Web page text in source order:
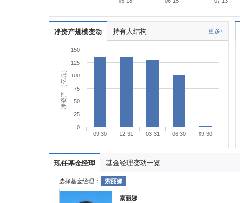
净资产规模变动 持有人结构 更多>
净资产 （亿元）
09-30 12-31 03-31 06-30 09-30
0
25
50
75
100
125
150
现任基金经理 基金经理变动一览
选择基金经理： 索丽娜
索丽娜